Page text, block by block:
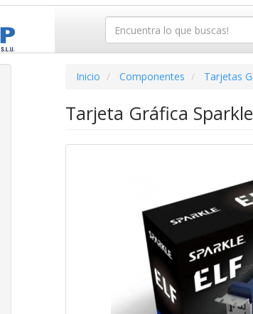
Inicio Componentes Tarjetas
Tarjeta Gráfica